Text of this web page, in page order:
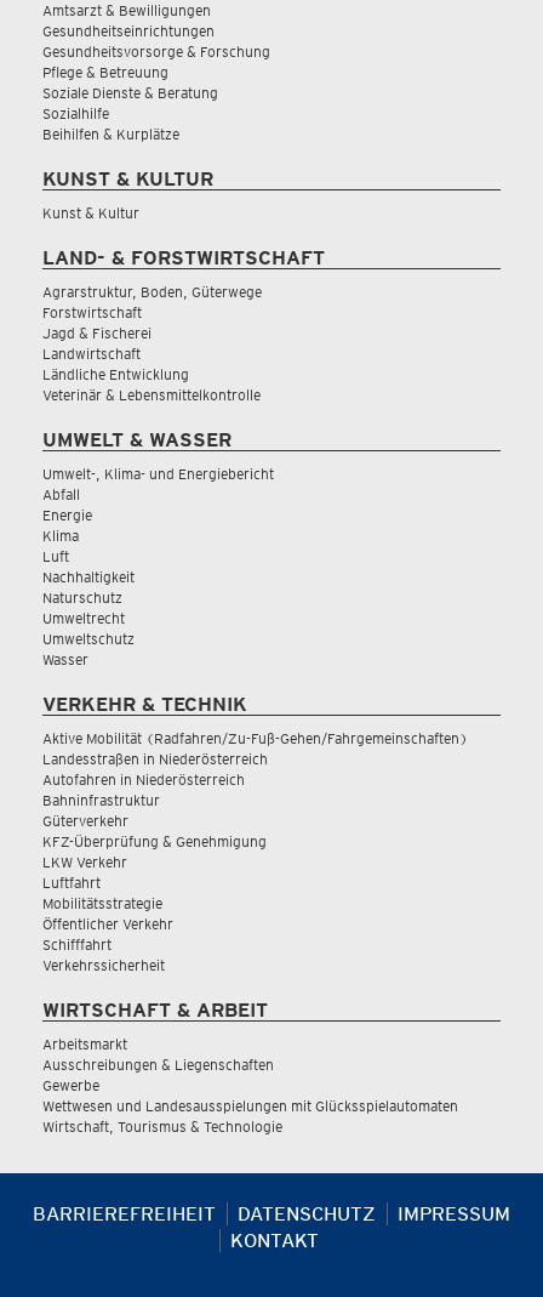
Amtsarzt & Bewilligungen
Gesundheitseinrichtungen
Gesundheitsvorsorge & Forschung
Pflege & Betreuung
Soziale Dienste & Beratung
Sozialhilfe
Beihilfen & Kurplätze
KUNST & KULTUR
Kunst & Kultur
LAND- & FORSTWIRTSCHAFT
Agrarstruktur, Boden, Güterwege
Forstwirtschaft
Jagd & Fischerei
Landwirtschaft
Ländliche Entwicklung
Veterinär & Lebensmittelkontrolle
UMWELT & WASSER
Umwelt-, Klima- und Energiebericht
Abfall
Energie
Klima
Luft
Nachhaltigkeit
Naturschutz
Umweltrecht
Umweltschutz
Wasser
VERKEHR & TECHNIK
Aktive Mobilität (Radfahren/Zu-Fuß-Gehen/Fahrgemeinschaften)
Landesstraßen in Niederösterreich
Autofahren in Niederösterreich
Bahninfrastruktur
Güterverkehr
KFZ-Überprüfung & Genehmigung
LKW Verkehr
Luftfahrt
Mobilitätsstrategie
Öffentlicher Verkehr
Schifffahrt
Verkehrssicherheit
WIRTSCHAFT & ARBEIT
Arbeitsmarkt
Ausschreibungen & Liegenschaften
Gewerbe
Wettwesen und Landesausspielungen mit Glücksspielautomaten
Wirtschaft, Tourismus & Technologie
BARRIEREFREIHEIT DATENSCHUTZ
IMPRESSUM
KONTAKT